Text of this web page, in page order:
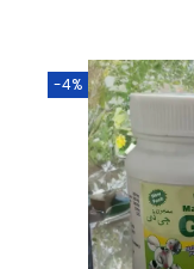
-4%